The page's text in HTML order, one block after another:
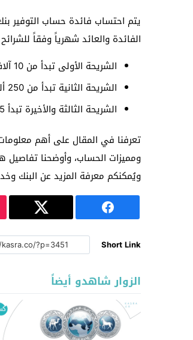
يتم احتساب فائدة حساب التوفير
الفائدة والعائد شهرياً وفقاً للشرائح
الشريحة الأولى تبدأ من 10 آلاف جنيه وحتى 250 ألف جنيه مصري، ويُصرف العائد بها شهرياً بنسبة 7%.
الشريحة الثانية تبدأ من 250 ألف جنيه وحتى 2.5 مليون جنيه مصري، ويُصرف العائد بها شهرياً بنسبة 8%.
الشريحة الثالثة والأخيرة تبدأ 2.5 مليون جنيه مصري فأكثر، ويُصرف العائد بها شهرياً بنسبة 9.5%.
تعرفنا في المقال على أهم
ومميزات الحساب، وأوضحنا تفاصيل
ويُمكنكم معرفة المزيد عن البنك
Short Link
الزوار شاهدو أيضاً